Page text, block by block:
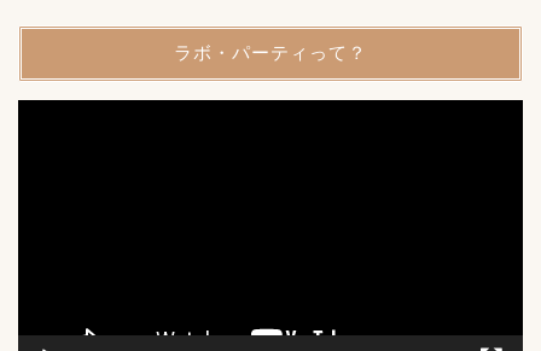
ラボ・パーティって？